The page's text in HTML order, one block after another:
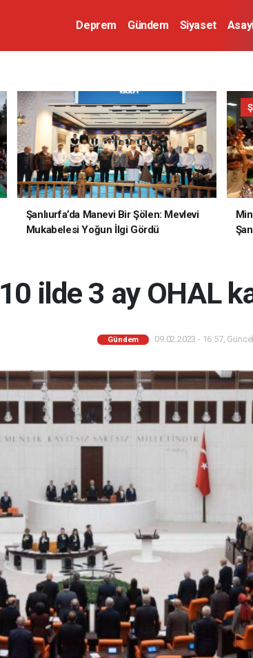
Deprem Gündem Siyaset
Şanlıurfa’da Manevi Bir Şölen: Mevlevi
Mukabelesi Yoğun İlgi Gördü
10 ilde 3 ay OHAL
Gündem 09.02.2023 - 16:57,